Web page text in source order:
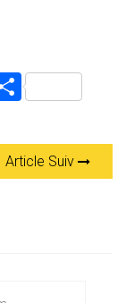
P
ta
g
Article Suiv